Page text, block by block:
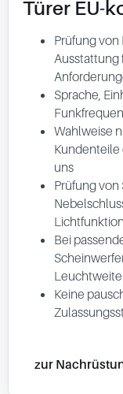
Türer EU-
Prüfung
Ausstattung
Sprache,
Wahlweise
Kundenteile
uns
Prüfung
Bei
Keine
zur